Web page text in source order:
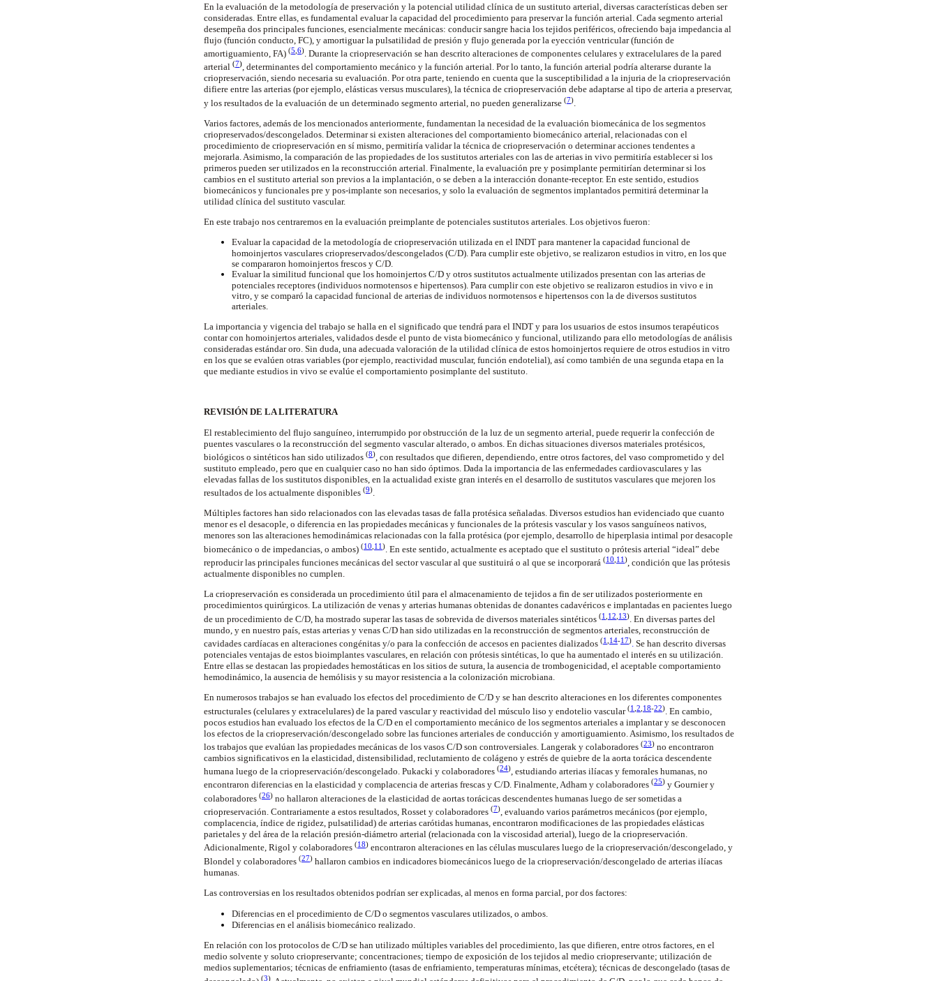
En la evaluación de la metodología de preservación y la potencial utilidad clínica de un sustituto arterial, diversas características deben ser
consideradas. Entre ellas, es fundamental evaluar la capacidad del procedimiento para preservar la función arterial. Cada segmento arterial
desempeña dos principales funciones, esencialmente mecánicas: conducir sangre hacia los tejidos periféricos, ofreciendo baja impedancia al
flujo (función conducto, FC), y amortiguar la pulsatilidad de presión y flujo generada por la eyección ventricular (función de
amortiguamiento, FA) (5 6) . Durante la criopreservación se han descrito alteraciones de componentes celulares y extracelulares de la pared
arterial (7), determinantes del comportamiento mecánico y la función arterial. Por lo tanto, la función arterial podría alterarse durante la
criopreservación, siendo necesaria su evaluación. Por otra parte, teniendo en cuenta que la susceptibilidad a la injuria de la criopreservación
difiere entre las arterias (por ejemplo, elásticas versus musculares), la técnica de criopreservación debe adaptarse al tipo de arteria a preservar,
y los resultados de la evaluación de un determinado segmento arterial, no pueden generalizarse (7)
Varios factores, además de los mencionados anteriormente, fundamentan la necesidad de la evaluación biomecánica de los segmentos
criopreservados/descongelados. Determinar si existen alteraciones del comportamiento biomecánico arterial, relacionadas con el
procedimiento de criopreservación en sí mismo, permitiría validar la técnica de criopreservación o determinar acciones tendentes a
mejorarla. Asimismo, la comparación de las propiedades de los sustitutos arteriales con las de arterias in vivo permitiría establecer si los
primeros pueden ser utilizados en la reconstrucción arterial. Finalmente, la evaluación pre y posimplante permitirían determinar si los
cambios en el sustituto arterial son previos a la implantación, o se deben a la interacción donante-receptor. En este sentido, estudios
biomecánicos y funcionales pre y pos-implante son necesarios, y solo la evaluación de segmentos implantados permitirá determinar la
utilidad clínica del sustituto vascular.
En este trabajo nos centraremos en la evaluación preimplante de potenciales sustitutos arteriales. Los objetivos fueron:
Evaluar la capacidad de la metodología de criopreservación utilizada en el INDT para mantener la capacidad funcional de
homoinjertos vasculares criopreservados/descongelados (C/D). Para cumplir este objetivo, se realizaron estudios in vitro, en los que
se compararon homoinjertos frescos y C/D.
Evaluar la similitud funcional que los homoinjertos C/D y otros sustitutos actualmente utilizados presentan con las arterias de
potenciales receptores (individuos normotensos e hipertensos). Para cumplir con este objetivo se realizaron estudios in vivo e in
vitro, y se comparó la capacidad funcional de arterias de individuos normotensos e hipertensos con la de diversos sustitutos
arteriales.
La importancia y vigencia del trabajo se halla en el significado que tendrá para el INDT y para los usuarios de estos insumos terapéuticos
contar con homoinjertos arteriales, validados desde el punto de vista biomecánico y funcional, utilizando para ello metodologías de análisis
consideradas estándar oro. Sin duda, una adecuada valoración de la utilidad clínica de estos homoinjertos requiere de otros estudios in vitro
en los que se evalúen otras variables (por ejemplo, reactividad muscular, función endotelial), así como también de una segunda etapa en la
que mediante estudios in vivo se evalúe el comportamiento posimplante del sustituto.
REVISIÓN DE LA LITERATURA
El restablecimiento del flujo sanguíneo, interrumpido por obstrucción de la luz de un segmento arterial, puede requerir la confección de
puentes vasculares o la reconstrucción del segmento vascular alterado, o ambos. En dichas situaciones diversos materiales protésicos,
biológicos o sintéticos han sido utilizados (8) , con resultados que difieren, dependiendo, entre otros factores, del vaso comprometido y del
sustituto empleado, pero que en cualquier caso no han sido óptimos. Dada la importancia de las enfermedades cardiovasculares y las
elevadas fallas de los sustitutos disponibles, en la actualidad existe gran interés en el desarrollo de sustitutos vasculares que mejoren los
resultados de los actualmente disponibles (9).
Múltiples factores han sido relacionados con las elevadas tasas de falla protésica señaladas. Diversos estudios han evidenciado que cuanto
menor es el desacople, o diferencia en las propiedades mecánicas y funcionales de la prótesis vascular y los vasos sanguíneos nativos,
menores son las alteraciones hemodinámicas relacionadas con la falla protésica (por ejemplo, desarrollo de hiperplasia intimal por desacople
biomecánico o de impedancias, o ambos) (10 11) . En este sentido, actualmente es aceptado que el sustituto o prótesis arterial “ideal” debe
reproducir las principales funciones mecánicas del sector vascular al que sustituirá o al que se incorporará (10 11), condición que las prótesis
actualmente disponibles no cumplen.
La criopreservación es considerada un procedimiento útil para el almacenamiento de tejidos a fin de ser utilizados posteriormente en
procedimientos quirúrgicos. La utilización de venas y arterias humanas obtenidas de donantes cadavéricos e implantadas en pacientes luego
de un procedimiento de C/D, ha mostrado superar las tasas de sobrevida de diversos materiales sintéticos (1 12 13) . En diversas partes del
mundo, y en nuestro país, estas arterias y venas C/D han sido utilizadas en la reconstrucción de segmentos arteriales, reconstrucción de
cavidades cardíacas en alteraciones congénitas y/o para la confección de accesos en pacientes dializados (1 14-17) Se han descrito diversas
potenciales ventajas de estos bioimplantes vasculares, en relación con prótesis sintéticas, lo que ha aumentado el interés en su utilización.
Entre ellas se destacan las propiedades hemostáticas en los sitios de sutura, la ausencia de trombogenicidad, el aceptable comportamiento
hemodinámico, la ausencia de hemólisis y su mayor resistencia a la colonización microbiana.
En numerosos trabajos se han evaluado los efectos del procedimiento de C/D y se han descrito alteraciones en los diferentes componentes
estructurales (celulares y extracelulares) de la pared vascular y reactividad del músculo liso y endotelio vascular(1 2 18-22) . En cambio,
pocos estudios han evaluado los efectos de la C/D en el comportamiento mecánico de los segmentos arteriales a implantar y se desconocen
los efectos de la criopreservación/descongelado sobre las funciones arteriales de conducción y amortiguamiento. Asimismo, los resultados de
los trabajos que evalúan las propiedades mecánicas de los vasos C/D son controversiales. Langerak y colaboradores (23) no encontraron
cambios significativos en la elasticidad, distensibilidad, reclutamiento de colágeno y estrés de quiebre de la aorta torácica descendente
humana luego de la criopreservación/descongelado. Pukacki y colaboradores (24), estudiando arterias ilíacas y femorales humanas, no
encontraron diferencias en la elasticidad y complacencia de arterias frescas y C/D. Finalmente, Adham y colaboradores (25) y Gournier y
colaboradores (26) no hallaron alteraciones de la elasticidad de aortas torácicas descendentes humanas luego de ser sometidas a
criopreservación. Contrariamente a estos resultados, Rosset y colaboradores (7), evaluando varios parámetros mecánicos (por ejemplo,
complacencia, índice de rigidez, pulsatilidad) de arterias carótidas humanas, encontraron modificaciones de las propiedades elásticas
parietales y del área de la relación presión-diámetro arterial (relacionada con la viscosidad arterial), luego de la criopreservación.
Adicionalmente, Rigol y colaboradores (18) encontraron alteraciones en las células musculares luego de la criopreservación/descongelado, y
Blondel y colaboradores (27) hallaron cambios en indicadores biomecánicos luego de la criopreservación/descongelado de arterias ilíacas
humanas.
Las controversias en los resultados obtenidos podrían ser explicadas, al menos en forma parcial, por dos factores:
Diferencias en el procedimiento de C/D o segmentos vasculares utilizados, o ambos.
Diferencias en el análisis biomecánico realizado.
En relación con los protocolos de C/D se han utilizado múltiples variables del procedimiento, las que difieren, entre otros factores, en el
medio solvente y soluto criopreservante; concentraciones; tiempo de exposición de los tejidos al medio criopreservante; utilización de
medios suplementarios; técnicas de enfriamiento (tasas de enfriamiento, temperaturas mínimas, etcétera); técnicas de descongelado (tasas de
(3)